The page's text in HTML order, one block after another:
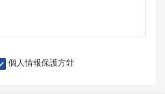
個人情報保護方針